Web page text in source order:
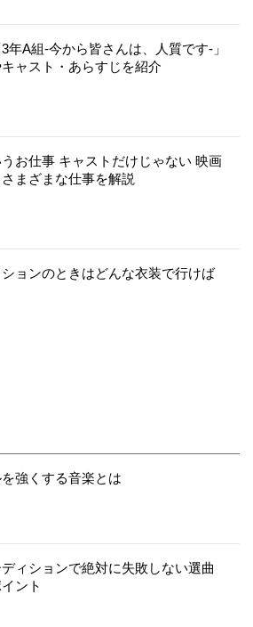
3年A組-今から皆さんは、人質です-」
ャスト・あらすじを紹介
お仕事 キャストだけじゃない 映画
まざまな仕事を解説
ョンのときはどんな衣装で行けば
を強くする音楽とは
ィションで絶対に失敗しない選曲
ント